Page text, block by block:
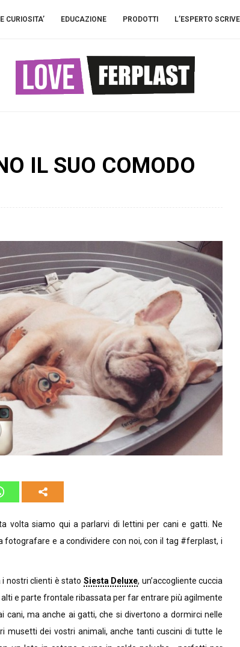
CURIOSITA’ EDUCAZIONE PRODOTTI L’ESPERTO SCRIVE
IL SUO COMODO
volta siamo qui a parlarvi di lettini per cani e gatti. Ne
fotografare e a condividere con noi, con il tag #ferplast, i
i nostri clienti è stato Siesta Deluxe, un’accogliente cuccia
e parte frontale ribassata per far entrare più agilmente
cani, ma anche ai gatti, che si divertono a dormirci nelle
musetti dei vostri animali, anche tanti cuscini di tutte le